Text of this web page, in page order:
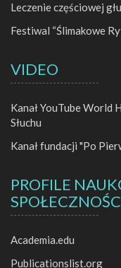
Leczenie częściowej
Festiwal “Ślimakowe
VIDEO
Kanał YouTube World
Słuchu
Kanał fundacji "Po
PROFILE
Academia.edu
Publicationslist.org